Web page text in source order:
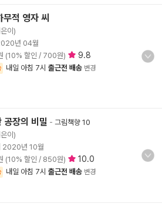
적 영자 씨
이)
년 04월
(10% 할인 / 700원) 9.8
내일 아침 7시 출근전 배송 변경
공장의 비밀 - 그림책향 10
이)
2020년 10월
(10% 할인 / 850원) 10.0
내일 아침 7시 출근전 배송 변경